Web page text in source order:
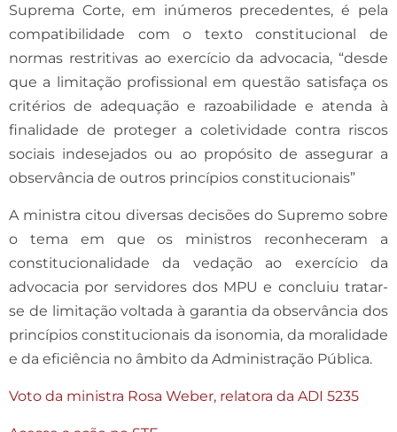
Suprema Corte, em inúmeros precedentes, é pela
compatibilidade com o texto constitucional de
normas restritivas ao exercício da advocacia, “desde
que a limitação profissional em questão satisfaça os
critérios de adequação e razoabilidade e atenda à
finalidade de proteger a coletividade contra riscos
sociais indesejados ou ao propósito de assegurar a
observância de outros princípios constitucionais”
A ministra citou diversas decisões do Supremo sobre
o tema em que os ministros reconheceram a
constitucionalidade da vedação ao exercício da
advocacia por servidores dos MPU e concluiu tratar-
se de limitação voltada à garantia da observância dos
princípios constitucionais da isonomia, da moralidade
e da eficiência no âmbito da Administração Pública.
Voto da ministra Rosa Weber, relatora da ADI 5235